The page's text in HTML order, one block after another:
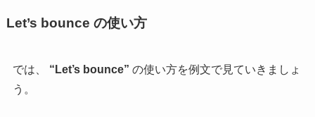
Let’s bounce の使い方
では、 “Let’s bounce” の使い方を例文で見ていきましょ
う。